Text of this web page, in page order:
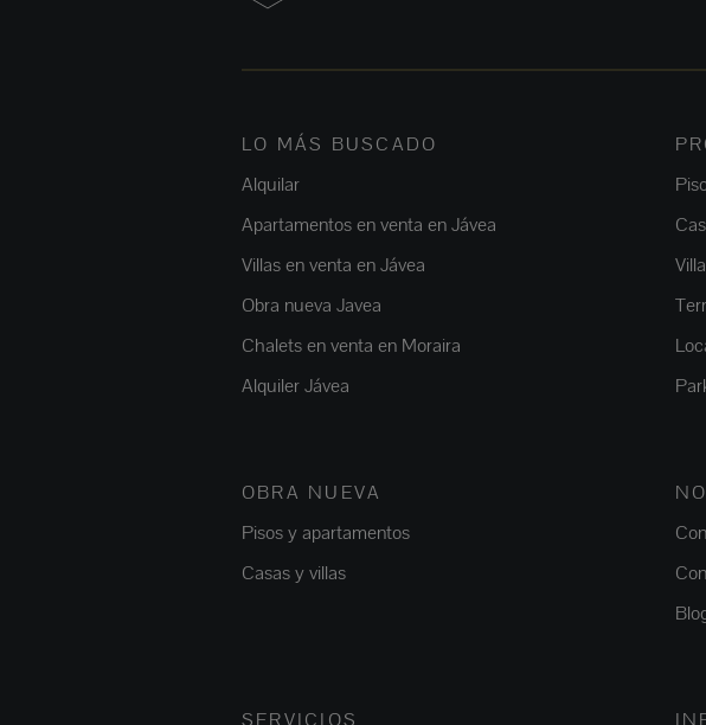
LO MÁS BUSCADO
Alquilar
Apartamentos en venta en Jávea
Villas en venta en Jávea
Obra nueva Javea
Chalets en venta en Moraira
Alquiler Jávea
OBRA NUEVA
Pisos y apartamentos
Casas y villas
SERVICIOS